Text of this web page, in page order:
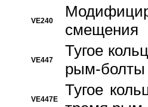
VE240
смещения
VE447
Тугое
рым-болты
VE447E
Тугое